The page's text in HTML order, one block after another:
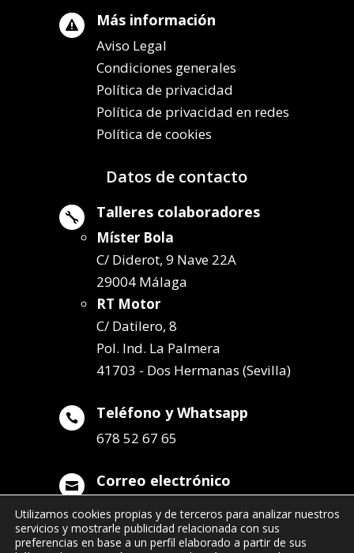
 Más información
Aviso Legal
Condiciones generales
Política de privacidad
Política de privacidad en redes
Política de cookies
Datos de contacto
 Talleres colaboradores
Míster Bola
C/ Diderot, 9 Nave 22A
29004 Málaga
RT Motor
C/ Datilero, 8
Pol. Ind. La Palmera
41703 - Dos Hermanas (Sevilla)
 Teléfono y Whatsapp
678 52 67 65
 Correo electrónico
info@remolqueszabala.com
Utilizamos cookies propias y de terceros para analizar nuestros
servicios y mostrarle publicidad relacionada con sus
preferencias en base a un perfil elaborado a partir de sus